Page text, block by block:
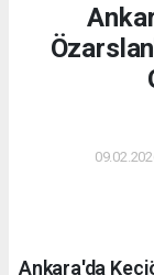
Ankara'da